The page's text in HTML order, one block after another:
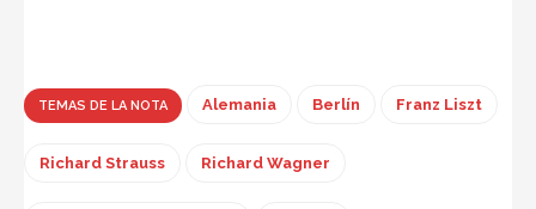
TEMAS DE LA NOTA Alemania Berlín Franz Liszt
Richard Strauss Richard Wagner